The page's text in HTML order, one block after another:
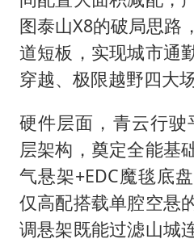
图泰山X8的破局思路
道短板，实现城市通
穿越、极限越野四大
硬件层面，青云行
层架构，奠定全能基
气悬架+EDC魔毯底
仅高配搭载单腔空悬
调悬架既能过滤山城